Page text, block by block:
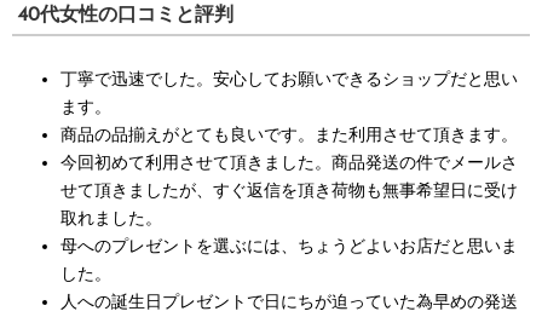
40代女性の口コミと評判
丁寧で迅速でした。安心してお願いできるショップだと思い
ます。
商品の品揃えがとても良いです。また利用させて頂きます。
今回初めて利用させて頂きました。商品発送の件でメールさ
せて頂きましたが、すぐ返信を頂き荷物も無事希望日に受け
取れました。
母へのプレゼントを選ぶには、ちょうどよいお店だと思いま
した。
人への誕生日プレゼントで日にちが迫っていた為早めの発送